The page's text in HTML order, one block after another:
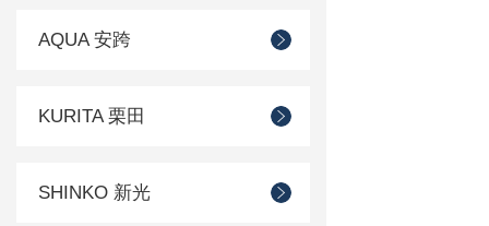
AQUA 安跨
KURITA 栗田
SHINKO 新光